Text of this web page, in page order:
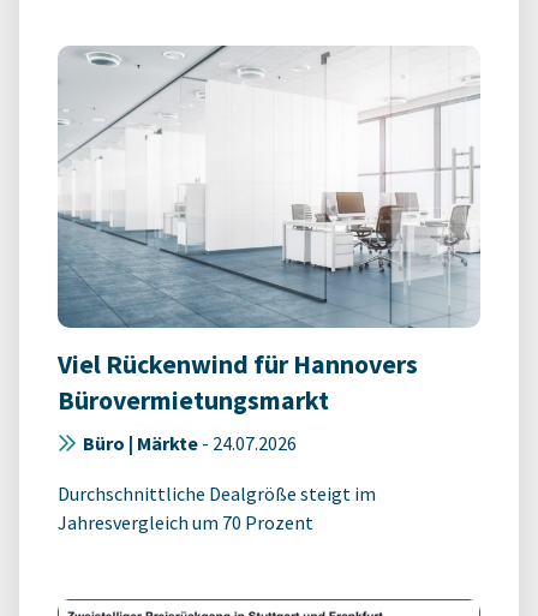
Viel Rückenwind für Hannovers
Bürovermietungsmarkt
Büro | Märkte - 24.07.2026
Durchschnittliche Dealgröße steigt im
Jahresvergleich um 70 Prozent